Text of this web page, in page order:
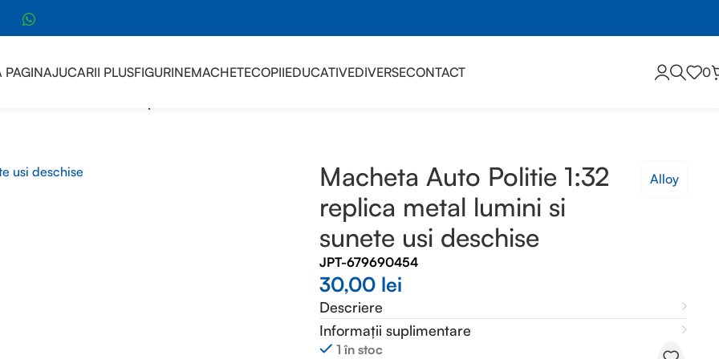
PAGINAJUCARII PLUSFIGURINEMACHETECOPIIEDUCATIVEDIVERSECONTACT
0
Macheta Auto Politie 1:32
replica metal lumini si
sunete usi deschise
Alloy
JPT-679690454
30,00 lei
Descriere
Informații suplimentare
1 în stoc